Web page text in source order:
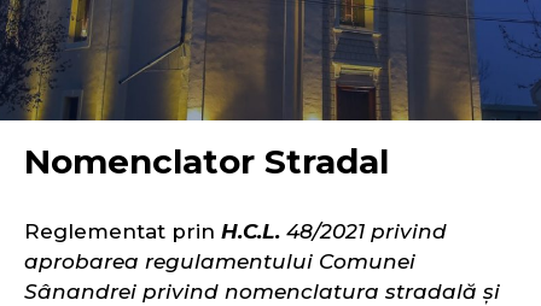
Nomenclator Stradal
Reglementat prin H.C.L. 48/2021 privind
aprobarea regulamentului Comunei
Sânandrei privind nomenclatura stradală şi